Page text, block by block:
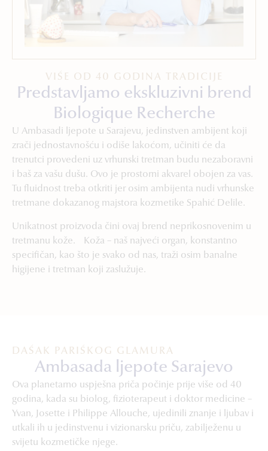
VIŠE OD 40 GODINA TRADICIJE
Predstavljamo ekskluzivni brend
Biologique Recherche
U Ambasadi ljepote u Sarajevu, jedinstven ambijent koji
zrači jednostavnošću i odiše lakoćom, učiniti će da
trenutci provedeni uz vrhunski tretman budu nezaboravni
i baš za vašu dušu. Ovo je prostorni akvarel obojen za vas.
Tu fluidnost treba otkriti jer osim ambijenta nudi vrhunske
tretmane dokazanog majstora kozmetike Spahić Delile.
Unikatnost proizvoda čini ovaj brend neprikosnovenim u
tretmanu kože. Koža – naš najveći organ, konstantno
specifičan, kao što je svako od nas, traži osim banalne
higijene i tretman koji zaslužuje.
DAŠAK PARIŠKOG GLAMURA
Ambasada ljepote Sarajevo
Ova planetarno uspješna priča počinje prije više od 40
godina, kada su biolog, fizioterapeut i doktor medicine –
Yvan, Josette i Philippe Allouche, ujedinili znanje i ljubav i
utkali ih u jedinstvenu i vizionarsku priču, zabilježenu u
svijetu kozmetičke njege.